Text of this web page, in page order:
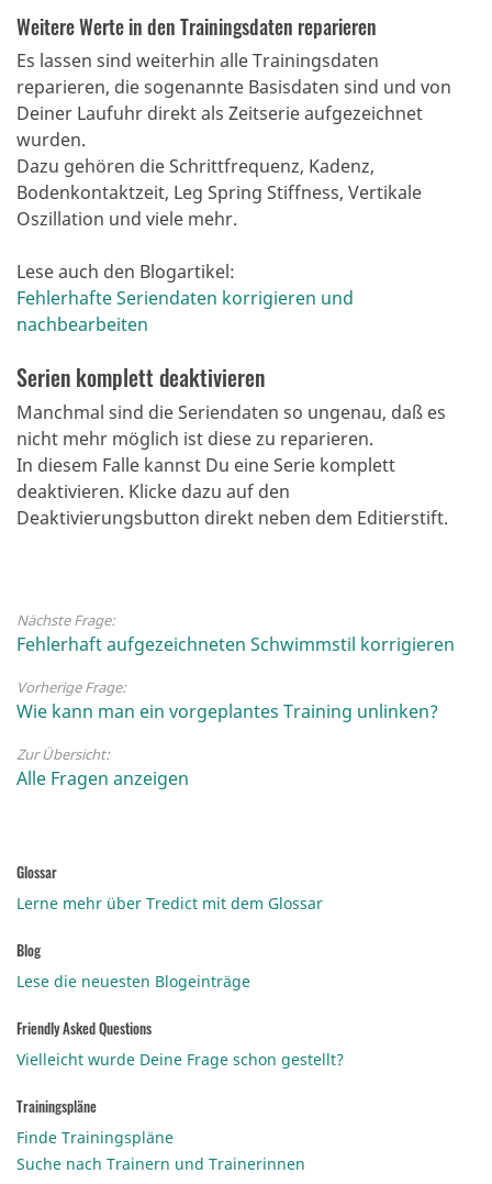
Weitere Werte in den Trainingsdaten reparieren
Es lassen sind weiterhin alle Trainingsdaten
reparieren, die sogenannte Basisdaten sind und von
Deiner Laufuhr direkt als Zeitserie aufgezeichnet
wurden.
Dazu gehören die Schrittfrequenz, Kadenz,
Bodenkontaktzeit, Leg Spring Stiffness, Vertikale
Oszillation und viele mehr.
Lese auch den Blogartikel:
Fehlerhafte Seriendaten korrigieren und
nachbearbeiten
Serien komplett deaktivieren
Manchmal sind die Seriendaten so ungenau, daß es
nicht mehr möglich ist diese zu reparieren.
In diesem Falle kannst Du eine Serie komplett
deaktivieren. Klicke dazu auf den
Deaktivierungsbutton direkt neben dem Editierstift.
Nächste Frage:
Fehlerhaft aufgezeichneten Schwimmstil korrigieren
Vorherige Frage:
Wie kann man ein vorgeplantes Training unlinken?
Zur Übersicht:
Alle Fragen anzeigen
Glossar
Lerne mehr über Tredict mit dem Glossar
Blog
Lese die neuesten Blogeinträge
Friendly Asked Questions
Vielleicht wurde Deine Frage schon gestellt?
Trainingspläne
Finde Trainingspläne
Suche nach Trainern und Trainerinnen